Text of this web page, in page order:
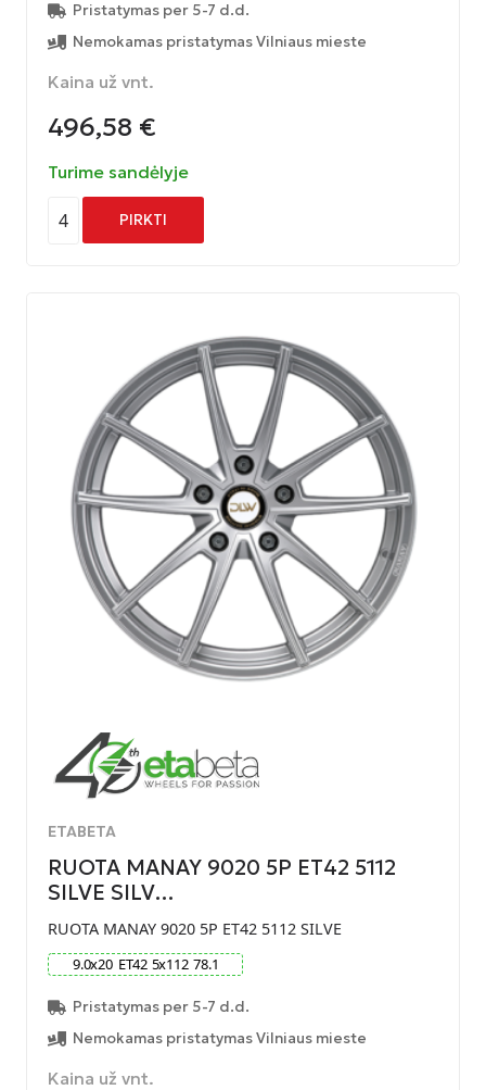
Pristatymas per 5-7 d.d.
Nemokamas pristatymas Vilniaus mieste
Kaina už vnt.
496,58 €
Turime sandėlyje
4 PIRKTI
ETABETA
RUOTA MANAY 9020 5P ET42 5112
SILVE SILV…
RUOTA MANAY 9020 5P ET42 5112 SILVE
9.0x20 ET42 5x112 78.1
Pristatymas per 5-7 d.d.
Nemokamas pristatymas Vilniaus mieste
Kaina už vnt.